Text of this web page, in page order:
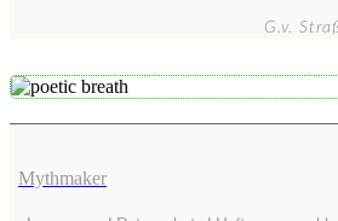
G.v.
Mythmaker